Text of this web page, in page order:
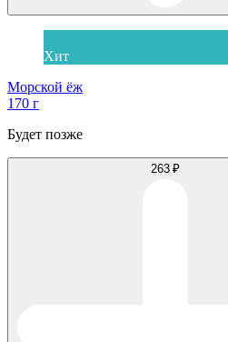
Хит
Морской ёж
170 г
Будет позже
263 ₽